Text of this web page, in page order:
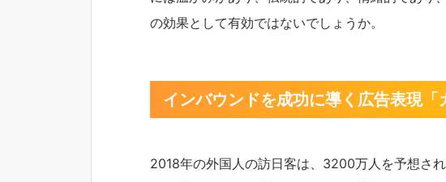
の効果として有効ではないでしょうか。
インバウンドを成功に導く広告表現「
2018年の外国人の訪日客は、3200万人を予想さ